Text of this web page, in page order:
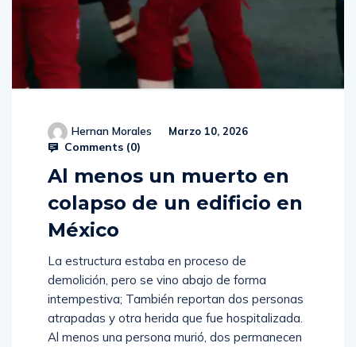
Hernan Morales Marzo 10, 2026
Comments (0)
Al menos un muerto en
colapso de un edificio en
México
La estructura estaba en proceso de
demolición, pero se vino abajo de forma
intempestiva; También reportan dos personas
atrapadas y otra herida que fue hospitalizada.
Al menos una persona murió, dos permanecen